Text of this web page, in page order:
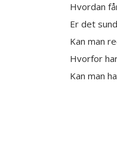
Hvordan
Er det
Kan man
Hvorfor
Kan man